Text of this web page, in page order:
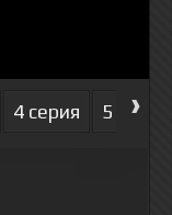
4 серия 5 серия
›